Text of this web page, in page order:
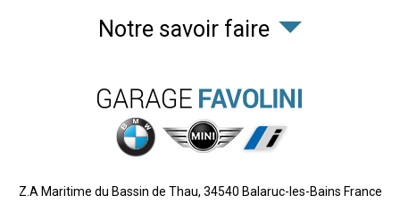
Notre savoir faire
Z.A Maritime du Bassin de Thau, 34540 Balaruc-les-Bains France